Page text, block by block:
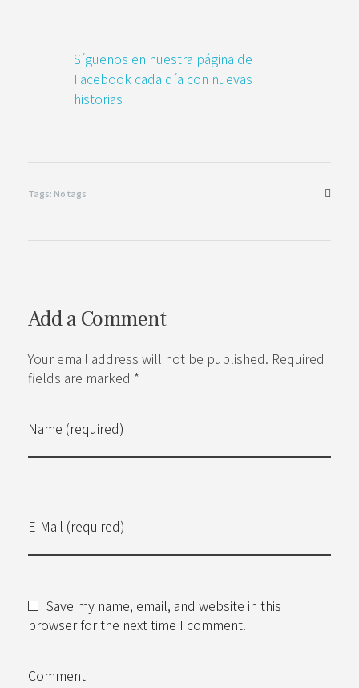
Síguenos en nuestra página de
Facebook cada día con nuevas
historias
Tags: No tags
Add a Comment
Your email address will not be published. Required
fields are marked *
Name (required)
E-Mail (required)
Save my name, email, and website in this
browser for the next time I comment.
Comment